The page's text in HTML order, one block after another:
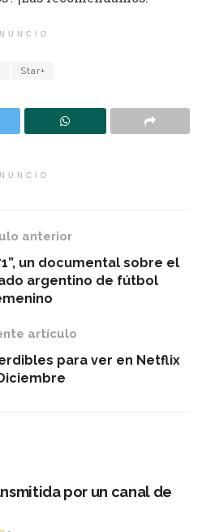
Star+
anterior
un documental sobre el
argentino de fútbol
artículo
para ver en Netflix
por un canal de